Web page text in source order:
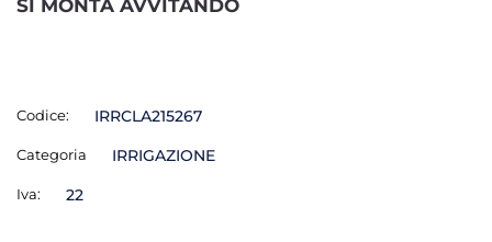
SI MONTA AVVITANDO
Codice: IRRCLA215267
Categoria IRRIGAZIONE
Iva: 22